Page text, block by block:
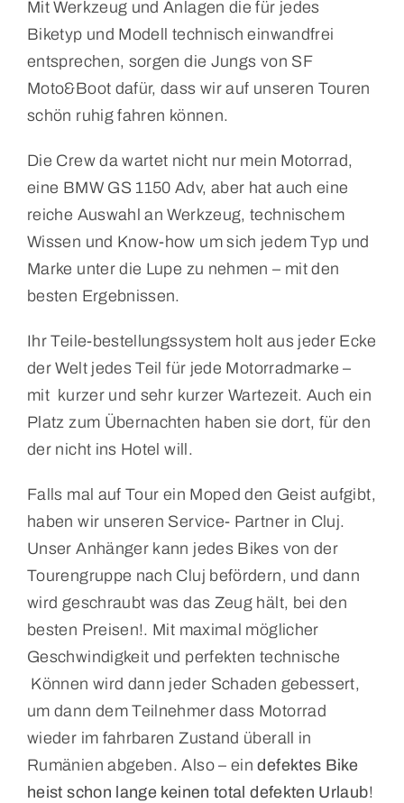
Mit Werkzeug und Anlagen die für jedes
Biketyp und Modell technisch einwandfrei
entsprechen, sorgen die Jungs von SF
Moto&Boot dafür, dass wir auf unseren Touren
schön ruhig fahren können.
Die Crew da wartet nicht nur mein Motorrad,
eine BMW GS 1150 Adv, aber hat auch eine
reiche Auswahl an Werkzeug, technischem
Wissen und Know-how um sich jedem Typ und
Marke unter die Lupe zu nehmen – mit den
besten Ergebnissen.
Ihr Teile-bestellungssystem holt aus jeder Ecke
der Welt jedes Teil für jede Motorradmarke –
mit kurzer und sehr kurzer Wartezeit. Auch ein
Platz zum Übernachten haben sie dort, für den
der nicht ins Hotel will.
Falls mal auf Tour ein Moped den Geist aufgibt,
haben wir unseren Service- Partner in Cluj.
Unser Anhänger kann jedes Bikes von der
Tourengruppe nach Cluj befördern, und dann
wird geschraubt was das Zeug hält, bei den
besten Preisen!. Mit maximal möglicher
Geschwindigkeit und perfekten technische
Können wird dann jeder Schaden gebessert,
um dann dem Teilnehmer dass Motorrad
wieder im fahrbaren Zustand überall in
Rumänien abgeben. Also – eindefektes Bike
heist schon lange keinen total defekten Urlaub!